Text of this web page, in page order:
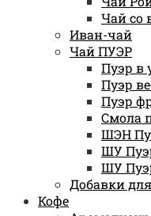
Чай со
Иван-чай
Чай ПУЭР
Пуэр в
Пуэр
Пуэр
Смола
ШЭН
ШУ
ШУ
Добавки
Кофе